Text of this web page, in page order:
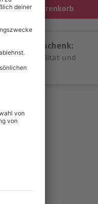
In den Warenkorb
Geschenk:
volle Flexibilität und
für alle Erlebnisse